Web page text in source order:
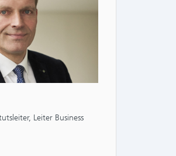
Leiter Business